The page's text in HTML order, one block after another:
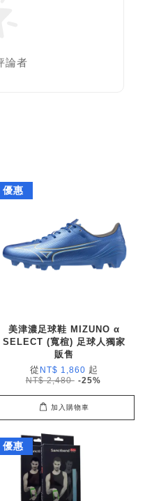
論者
優惠
美津濃足球鞋 MIZUNO α
SELECT (寬楦) 足球人獨家
販售
從 NT$ 1,860 起
NT$ 2,480 -25%
加入購物車
優惠